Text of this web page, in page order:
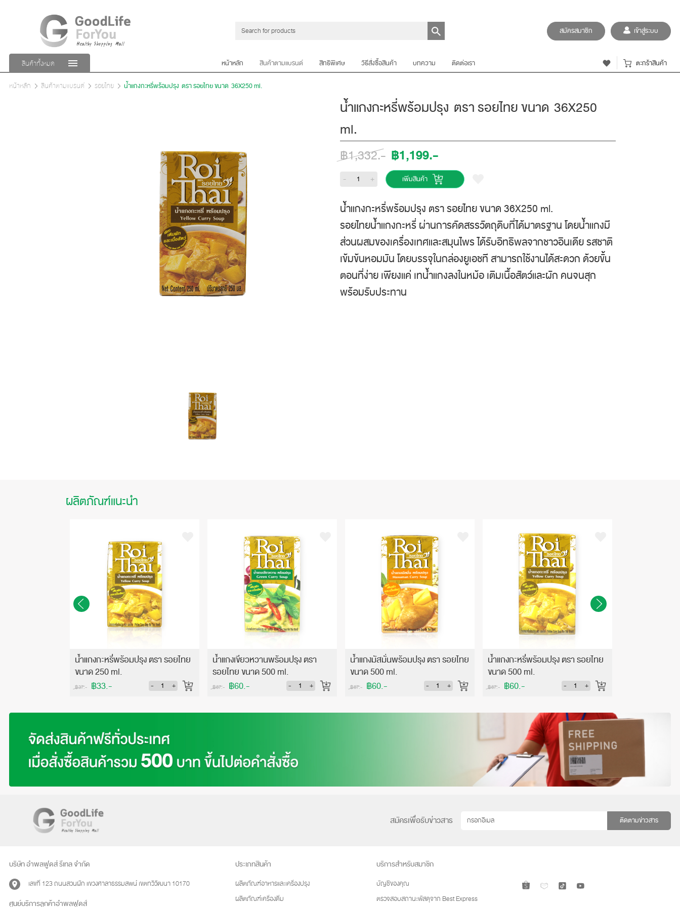
สมัครสมาชิก เข้าสู่ระบบ
สินค้าทั้งหมด หน้าหลัก สินค้าตามแบรนด์ สิทธิพิเศษ วิธีสั่งซื้อสินค้า บทความ ติดต่อเรา ตะกร้าสินค้า
หน้าหลัก สินค้าตามแบรนด์ รอยไทย น้ำแกงกะหรี่พร้อมปรุง ตรา รอยไทย ขนาด 36X250 ml.
น้ำแกงกะหรี่พร้อมปรุง ตรา รอยไทย ขนาด 36X250
ml.
฿1,332.- ฿1,199.-
- + เพิ่มสินค้า
น้ำแกงกะหรี่พร้อมปรุง ตรา รอยไทย ขนาด 36X250 ml.
รอยไทยน้ำแกงกะหรี่ ผ่านการคัดสรรวัตถุดิบที่ได้มาตรฐาน โดยน้ำแกงมี
ส่วนผสมของเครื่องเทศและสมุนไพร ได้รับอิทธิพลจากชาวอินเดีย รสชาติ
เข้มข้นหอมมัน โดยบรรจุในกล่องยูเอชที สามารถใช้งานได้สะดวก ด้วยขั้น
ตอนที่ง่าย เพียงแค่ เทน้ำแกงลงในหม้อ เติมเนื้อสัตว์และผัก คนจนสุก
พร้อมรับประทาน
ผลิตภัณฑ์แนะนำ
น้ำแกงกะหรี่พร้อมปรุง ตรา รอยไทย
ขนาด 250 ml.
฿37.- ฿33.- - +
น้ำแกงเขียวหวานพร้อมปรุง ตรา
รอยไทย ขนาด 500 ml.
฿67.- ฿60.- - +
น้ำแกงมัสมั่นพร้อมปรุง ตรา รอยไทย
ขนาด 500 ml.
฿67.- ฿60.- - +
น้ำแกงกะหรี่พร้อมปรุง ตรา รอยไทย
ขนาด 500 ml.
฿67.- ฿60.- - +
สมัครเพื่อรับข่าวสาร ติดตามข่าวสาร
บริษัท อำพลฟูดส์ รีเทล จำกัด
เลขที่ 123 ถนนสวนผัก แขวงศาลาธรรมสพน์ เขตทวีวัฒนา 10170
ศูนย์บริการลูกค้าอำพลฟูดส์
ประเภทสินค้า
ผลิตภัณฑ์อาหารและเครื่องปรุง
ผลิตภัณฑ์เครื่องดื่ม
บริการสำหรับสมาชิก
บัญชีของคุณ
ตรวจสอบสถานะพัสดุจาก Best Express